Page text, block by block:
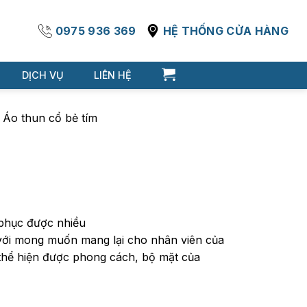
0975 936 369 HỆ THỐNG CỬA HÀNG
DỊCH VỤ LIÊN HỆ
Áo thun cổ bẻ tím
được nhiều
mong muốn mang lại cho nhân viên của
hiện được phong cách, bộ mặt của